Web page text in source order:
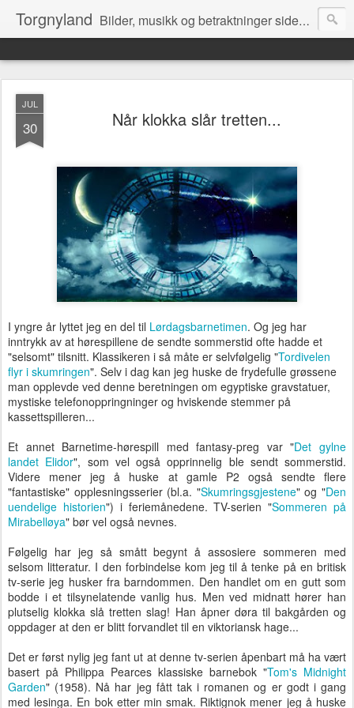
Torgnyland Bilder, musikk og betraktninger siden 2008
JUL
30 Når klokka slår tretten...
I yngre år lyttet jeg en del til Lørdagsbarnetimen. Og jeg har
inntrykk av at hørespillene de sendte sommerstid ofte hadde et
"selsomt" tilsnitt. Klassikeren i så måte er selvfølgelig "Tordivelen
flyr i skumringen". Selv i dag kan jeg huske de frydefulle grøssene
man opplevde ved denne beretningen om egyptiske gravstatuer,
mystiske telefonoppringninger og hviskende stemmer på
kassettspilleren...
Et annet Barnetime-hørespill med fantasy-preg var "Det gylne
landet Elidor", som vel også opprinnelig ble sendt sommerstid.
Videre mener jeg å huske at gamle P2 også sendte flere
"fantastiske" opplesningsserier (bl.a. "Skumringsgjestene" og "Den
uendelige historien") i feriemånedene. TV-serien "Sommeren på
Mirabelløya" bør vel også nevnes.
Følgelig har jeg så smått begynt å assosiere sommeren med
selsom litteratur. I den forbindelse kom jeg til å tenke på en britisk
tv-serie jeg husker fra barndommen. Den handlet om en gutt som
bodde i et tilsynelatende vanlig hus. Men ved midnatt hører han
plutselig klokka slå tretten slag! Han åpner døra til bakgården og
oppdager at den er blitt forvandlet til en viktoriansk hage...
Det er først nylig jeg fant ut at denne tv-serien åpenbart må ha vært
basert på Philippa Pearces klassiske barnebok "Tom's Midnight
Garden" (1958). Nå har jeg fått tak i romanen og er godt i gang
med lesinga. En bok etter min smak. Riktignok mener jeg å huske